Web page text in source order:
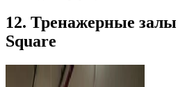
12. Тренажерные
Square